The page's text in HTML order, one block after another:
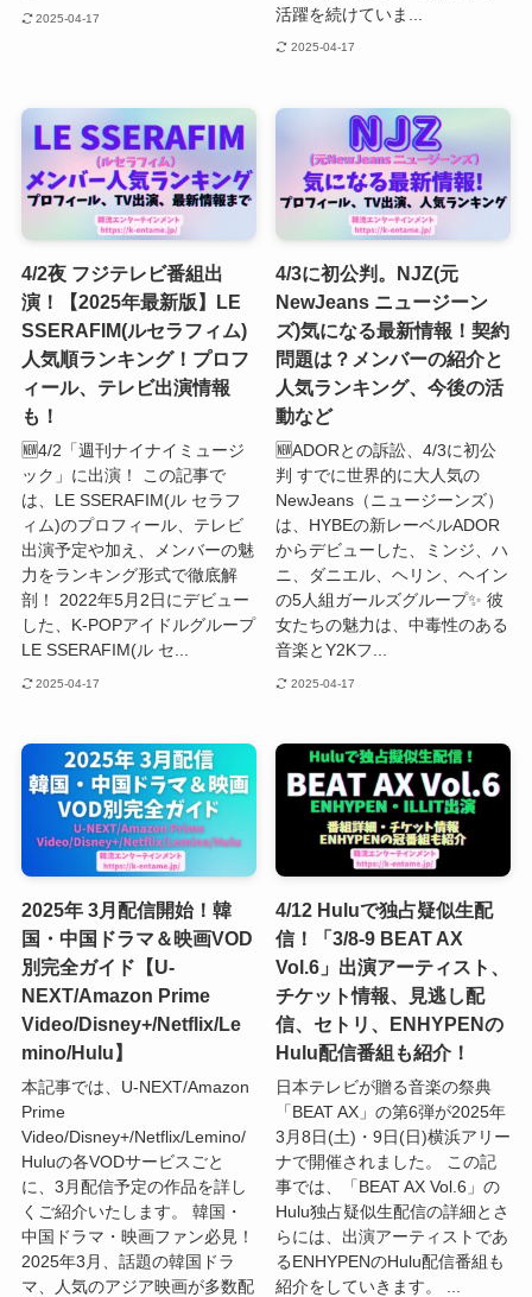
2025-04-17
活躍を続けていま...
2025-04-17
4/2夜 フジテレビ番組出
演！【2025年最新版】LE
SSERAFIM(ルセラフィム)
人気順ランキング！プロフ
ィール、テレビ出演情報
も！
🆕4/2「週刊ナイナイミュージ
ック」に出演！ この記事で
は、LE SSERAFIM(ル セラフ
ィム)のプロフィール、テレビ
出演予定や加え、メンバーの魅
力をランキング形式で徹底解
剖！ 2022年5月2日にデビュー
した、K-POPアイドルグループ
LE SSERAFIM(ル セ...
2025-04-17
4/3に初公判。NJZ(元
NewJeans ニュージーン
ズ)気になる最新情報！契約
問題は？メンバーの紹介と
人気ランキング、今後の活
動など
🆕ADORとの訴訟、4/3に初公
判 すでに世界的に大人気の
NewJeans（ニュージーンズ）
は、HYBEの新レーベルADOR
からデビューした、ミンジ、ハ
ニ、ダニエル、ヘリン、ヘイン
の5人組ガールズグループ✨ 彼
女たちの魅力は、中毒性のある
音楽とY2Kフ...
2025-04-17
2025年 3月配信開始！韓
国・中国ドラマ＆映画VOD
別完全ガイド【U-
NEXT/Amazon Prime
Video/Disney+/Netflix/Le
mino/Hulu】
本記事では、U-NEXT/Amazon
Prime
Video/Disney+/Netflix/Lemino/
Huluの各VODサービスごと
に、3月配信予定の作品を詳し
くご紹介いたします。 韓国・
中国ドラマ・映画ファン必見！
2025年3月、話題の韓国ドラ
マ、人気のアジア映画が多数配
4/12 Huluで独占疑似生配
信！「3/8-9 BEAT AX
Vol.6」出演アーティスト、
チケット情報、見逃し配
信、セトリ、ENHYPENの
Hulu配信番組も紹介！
日本テレビが贈る音楽の祭典
「BEAT AX」の第6弾が2025年
3月8日(土)・9日(日)横浜アリー
ナで開催されました。 この記
事では、「BEAT AX Vol.6」の
Hulu独占疑似生配信の詳細とさ
らには、出演アーティストであ
るENHYPENのHulu配信番組も
紹介をしていきます。 ...